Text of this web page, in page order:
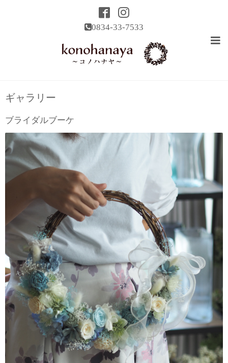
0834-33-7533
ギャラリー
ブライダルブーケ